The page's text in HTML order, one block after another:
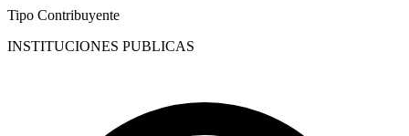
Tipo Contribuyente
INSTITUCIONES PUBLICAS